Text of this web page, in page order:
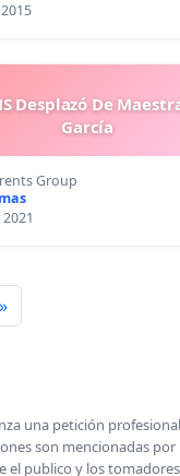
Desplazó De
García
Group
»
una petición
son mencionadas por
el publico y los